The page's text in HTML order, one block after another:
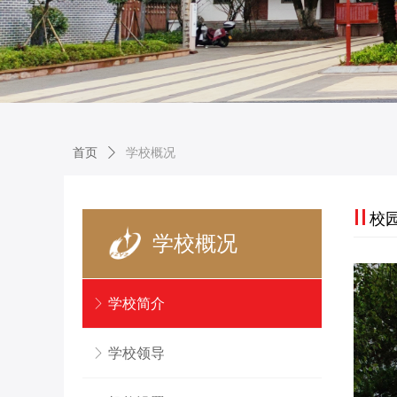
学校概况
ꁕ 学校简介
ꁕ 学校领导
校
首页 ꄲ 学校概况